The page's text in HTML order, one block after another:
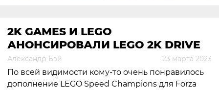
2K GAMES И LEGO
АНОНСИРОВАЛИ LEGO 2K DRIVE
Александр Бэй 23 марта 2023
По всей видимости кому-то очень понравилось
дополнение LEGO Speed Champions для Forza